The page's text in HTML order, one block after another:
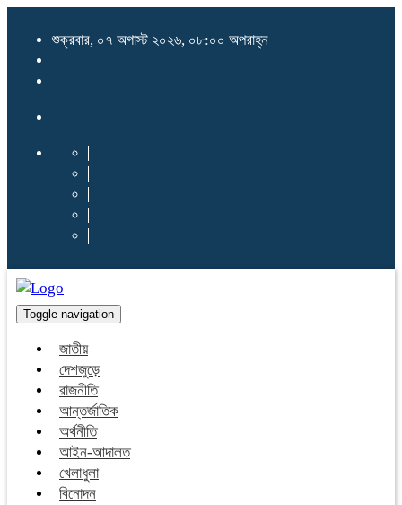
শুক্রবার, ০৭ অগাস্ট ২০২৬, ০৮:০০ অপরাহ্ন
Toggle navigation
জাতীয়
দেশজুড়ে
রাজনীতি
আন্তর্জাতিক
অর্থনীতি
আইন-আদালত
খেলাধুলা
বিনোদন